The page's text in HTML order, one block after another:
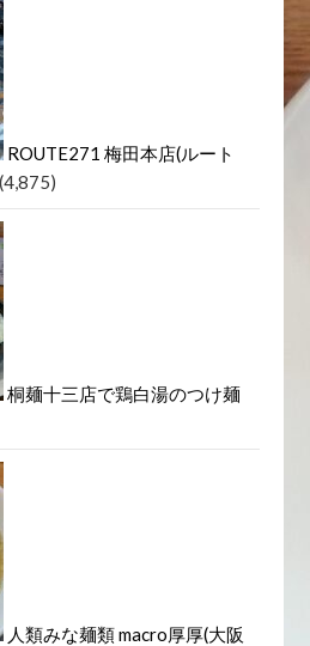
ROUTE271 梅田本店(ルート
(4,875)
桐麺十三店で鶏白湯のつけ麺
人類みな麺類 macro厚厚(大阪